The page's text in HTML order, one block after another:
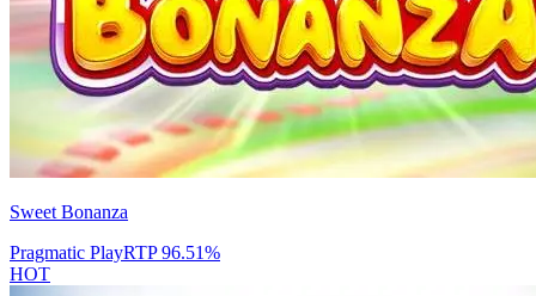
Sweet Bonanza
Pragmatic PlayRTP96.51%
HOT